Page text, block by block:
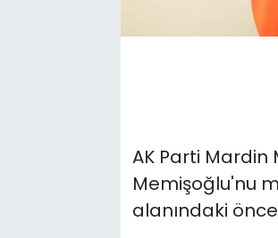
AK Parti Mardin
Memişoğlu'nu
alanındaki